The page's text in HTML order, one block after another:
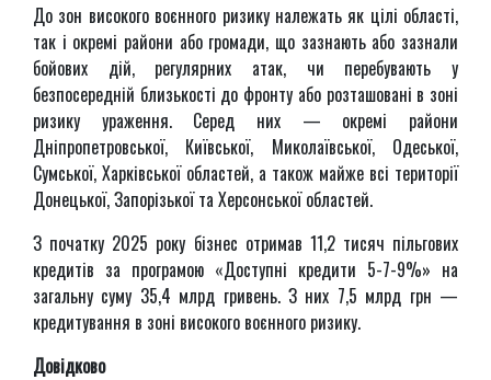
До зон високого воєнного ризику належать як цілі області,
так і окремі райони або громади, що зазнають або зазнали
бойових дій, регулярних атак, чи перебувають у
безпосередній близькості до фронту або розташовані в зоні
ризику ураження. Серед них — окремі райони
Дніпропетровської, Київської, Миколаївської, Одеської,
Сумської, Харківської областей, а також майже всі території
Донецької, Запорізької та Херсонської областей.
З початку 2025 року бізнес отримав 11,2 тисяч пільгових
кредитів за програмою «Доступні кредити 5-7-9%» на
загальну суму 35,4 млрд гривень. З них 7,5 млрд грн —
кредитування в зоні високого воєнного ризику.
Довідково